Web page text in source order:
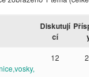
Diskutují
cí
12